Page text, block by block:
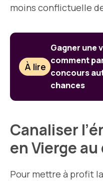
moins conflictuelle
À lire
Gagner une
comment
concours
chances
Canaliser
en Vierge
Pour mettre à profit la